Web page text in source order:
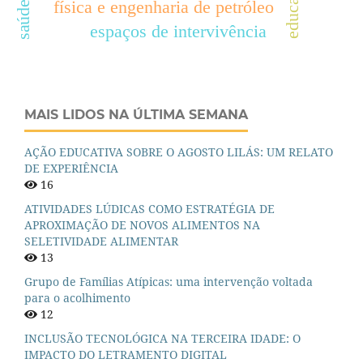
física e engenharia de petróleo
espaços de intervivência
MAIS LIDOS NA ÚLTIMA SEMANA
AÇÃO EDUCATIVA SOBRE O AGOSTO LILÁS: UM RELATO
DE EXPERIÊNCIA
16
ATIVIDADES LÚDICAS COMO ESTRATÉGIA DE
APROXIMAÇÃO DE NOVOS ALIMENTOS NA
SELETIVIDADE ALIMENTAR
13
Grupo de Famílias Atípicas: uma intervenção voltada
para o acolhimento
12
INCLUSÃO TECNOLÓGICA NA TERCEIRA IDADE: O
IMPACTO DO LETRAMENTO DIGITAL